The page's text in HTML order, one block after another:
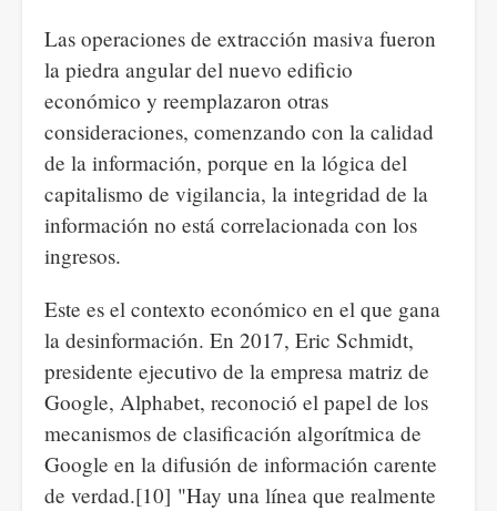
Las operaciones de extracción masiva fueron
la piedra angular del nuevo edificio
económico y reemplazaron otras
consideraciones, comenzando con la calidad
de la información, porque en la lógica del
capitalismo de vigilancia, la integridad de la
información no está correlacionada con los
ingresos.
Este es el contexto económico en el que gana
la desinformación. En 2017, Eric Schmidt,
presidente ejecutivo de la empresa matriz de
Google, Alphabet, reconoció el papel de los
mecanismos de clasificación algorítmica de
Google en la difusión de información carente
de verdad.[10] "Hay una línea que realmente